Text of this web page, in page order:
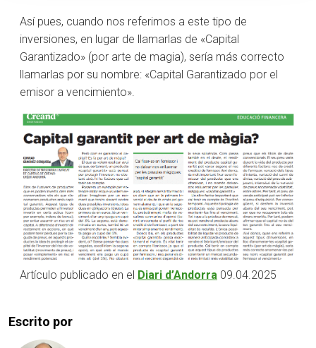
Así pues, cuando nos referimos a este tipo de
inversiones, en lugar de llamarlas de «Capital
Garantizado» (por arte de magia), sería más correcto
llamarlas por su nombre: «Capital Garantizado por el
emisor a vencimiento».
Artículo publicado en el Diari d’Andorra 09.04.2025
Escrito por